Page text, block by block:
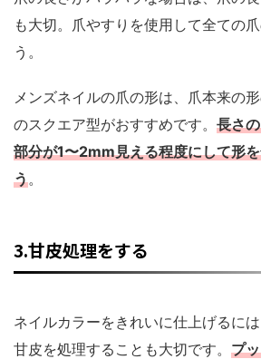
も大切。爪やすりを使用して全ての
う。
メンズネイルの爪の形は、爪本来の
のスクエア型がおすすめです。 長さ
部分が1〜2mm見える程度にして形
う。
3.甘皮処理をする
ネイルカラーをきれいに仕上げるに
甘皮を処理することも大切です。 プ